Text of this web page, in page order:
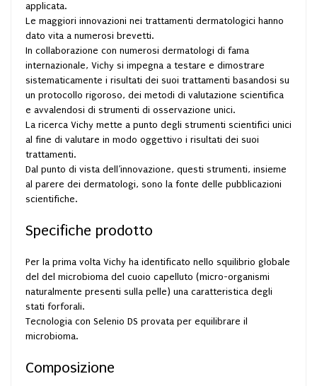
applicata.
Le maggiori innovazioni nei trattamenti dermatologici hanno
dato vita a numerosi brevetti.
In collaborazione con numerosi dermatologi di fama
internazionale, Vichy si impegna a testare e dimostrare
sistematicamente i risultati dei suoi trattamenti basandosi su
un protocollo rigoroso, dei metodi di valutazione scientifica
e avvalendosi di strumenti di osservazione unici.
La ricerca Vichy mette a punto degli strumenti scientifici unici
al fine di valutare in modo oggettivo i risultati dei suoi
trattamenti.
Dal punto di vista dell’innovazione, questi strumenti, insieme
al parere dei dermatologi, sono la fonte delle pubblicazioni
scientifiche.
Specifiche prodotto
Per la prima volta Vichy ha identificato nello squilibrio globale
del del microbioma del cuoio capelluto (micro-organismi
naturalmente presenti sulla pelle) una caratteristica degli
stati forforali.
Tecnologia con Selenio DS provata per equilibrare il
microbioma.
Composizione